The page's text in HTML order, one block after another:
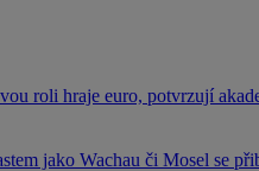
roli hraje euro, potvrzují
jako Wachau či Mosel se